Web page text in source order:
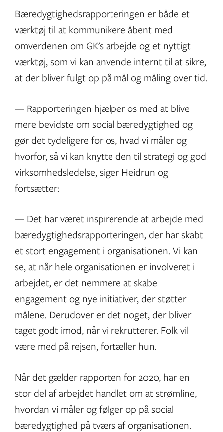
Bæredygtighedsrapporteringen er både et
værktøj til at kommunikere åbent med
omverdenen om GK's arbejde og et nyttigt
værktøj, som vi kan anvende internt til at sikre,
at der bliver fulgt op på mål og måling over tid.
— Rapporteringen hjælper os med at blive
mere bevidste om social bæredygtighed og
gør det tydeligere for os, hvad vi måler og
hvorfor, så vi kan knytte den til strategi og god
virksomhedsledelse, siger Heidrun og
fortsætter:
— Det har været inspirerende at arbejde med
bæredygtighedsrapporteringen, der har skabt
et stort engagement i organisationen. Vi kan
se, at når hele organisationen er involveret i
arbejdet, er det nemmere at skabe
engagement og nye initiativer, der støtter
målene. Derudover er det noget, der bliver
taget godt imod, når vi rekrutterer. Folk vil
være med på rejsen, fortæller hun.
Når det gælder rapporten for 2020, har en
stor del af arbejdet handlet om at strømline,
hvordan vi måler og følger op på social
bæredygtighed på tværs af organisationen.